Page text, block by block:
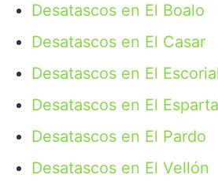
Desatascos en El Boalo
Desatascos en El Casar
Desatascos en El
Desatascos en El
Desatascos en El Pardo
Desatascos en El Vellón